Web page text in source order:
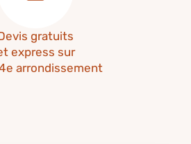
gratuits
express sur
arrondissement